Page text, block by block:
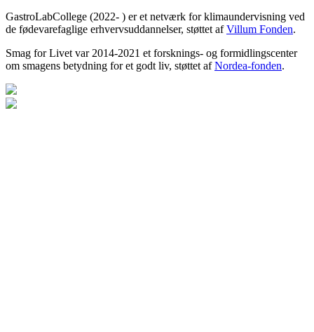
GastroLabCollege (2022- ) er et netværk for klimaundervisning ved
de fødevarefaglige erhvervsuddannelser, støttet afVillum Fonden.
Smag for Livet var 2014-2021 et forsknings- og formidlingscenter
om smagens betydning for et godt liv, støttet afNordea-fonden.